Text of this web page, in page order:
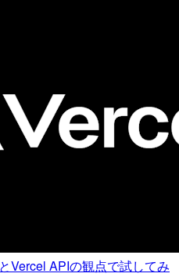
Vercel APIの観点で試してみ